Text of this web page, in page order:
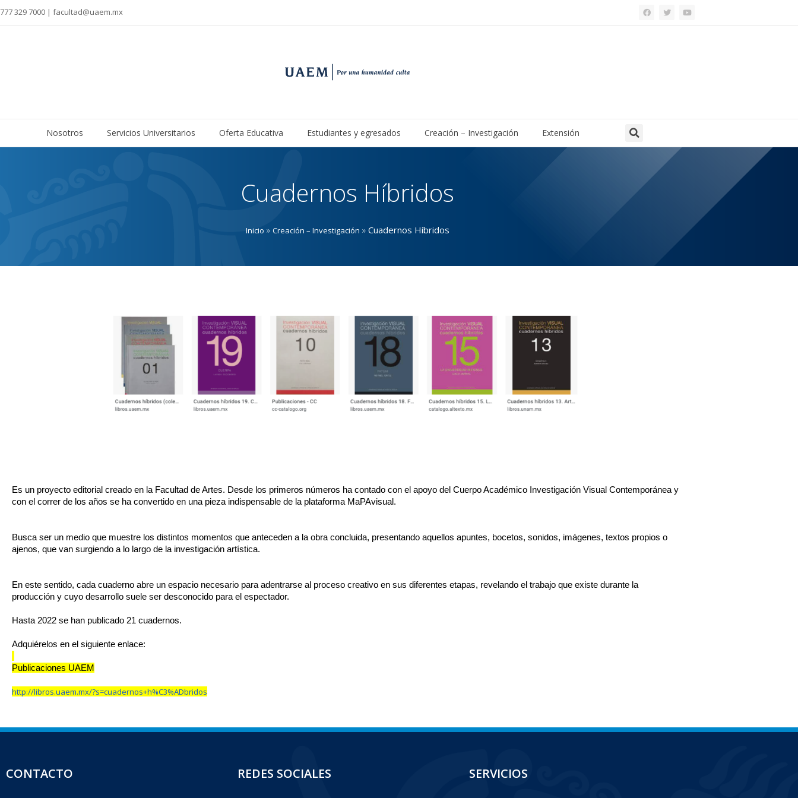
777 329 7000 | facultad@uaem.mx
Nosotros Servicios Universitarios Oferta Educativa Estudiantes y egresados Creación – Investigación Extensión
Cuadernos Híbridos
Inicio » Creación – Investigación » Cuadernos Híbridos
Es un proyecto editorial creado en la Facultad de Artes. Desde los primeros números ha contado con el apoyo del Cuerpo Académico Investigación Visual Contemporánea y
con el correr de los años se ha convertido en una pieza indispensable de la plataforma MaPAvisual.
Busca ser un medio que muestre los distintos momentos que anteceden a la obra concluida, presentando aquellos apuntes, bocetos, sonidos, imágenes, textos propios o
ajenos, que van surgiendo a lo largo de la investigación artística.
En este sentido, cada cuaderno abre un espacio necesario para adentrarse al proceso creativo en sus diferentes etapas, revelando el trabajo que existe durante la
producción y cuyo desarrollo suele ser desconocido para el espectador.
Hasta 2022 se han publicado 21 cuadernos.
Adquiérelos en el siguiente enlace:
Publicaciones UAEM
http://libros.uaem.mx/?s=cuadernos+h%C3%ADbridos
CONTACTO REDES SOCIALES SERVICIOS